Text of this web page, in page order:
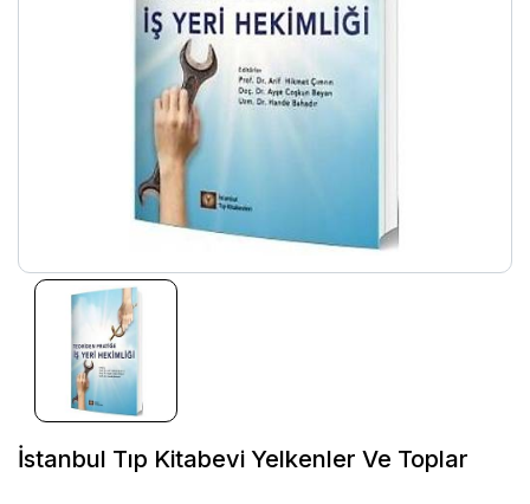
İstanbul Tıp Kitabevi Yelkenler Ve Toplar